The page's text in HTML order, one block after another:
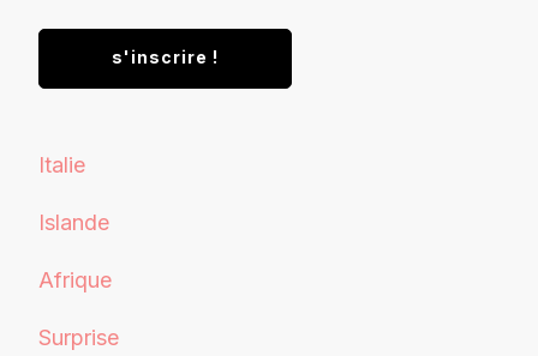
Italie
Islande
Afrique
Surprise